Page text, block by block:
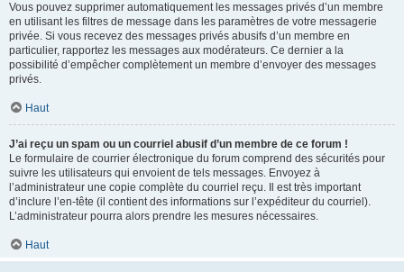
Vous pouvez supprimer automatiquement les messages privés d’un membre
en utilisant les filtres de message dans les paramètres de votre messagerie
privée. Si vous recevez des messages privés abusifs d’un membre en
particulier, rapportez les messages aux modérateurs. Ce dernier a la
possibilité d’empêcher complètement un membre d’envoyer des messages
privés.
Haut
J’ai reçu un spam ou un courriel abusif d’un membre de ce forum !
Le formulaire de courrier électronique du forum comprend des sécurités pour
suivre les utilisateurs qui envoient de tels messages. Envoyez à
l’administrateur une copie complète du courriel reçu. Il est très important
d’inclure l’en-tête (il contient des informations sur l’expéditeur du courriel).
L’administrateur pourra alors prendre les mesures nécessaires.
Haut